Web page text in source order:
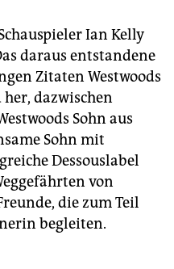
Ian Kelly
daraus entstandene
Zitaten Westwoods
dazwischen
Sohn aus
Sohn mit
Dessouslabel
von
die zum Teil
begleiten.